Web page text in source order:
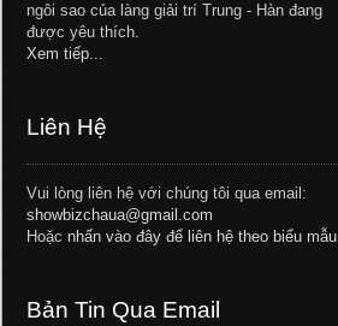
ngôi sao của làng giải trí Trung - Hàn đang
được yêu thích.
Xem tiếp...
Liên Hệ
Vui lòng liên hệ với chúng tôi qua email:
showbizchaua@gmail.com
Hoặc nhấn vào đây để liên hệ theo biểu mẫu
Bản Tin Qua Email